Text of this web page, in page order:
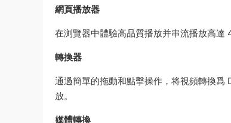
網頁播放器
在浏覽器中體驗高品質播放并串流播放高達
轉換器
通過簡單的拖動和點擊操作，将視頻轉換
放。
媒體轉換